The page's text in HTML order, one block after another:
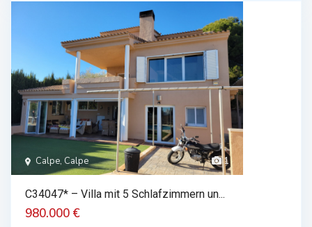
1
Calpe, Calpe
C34047* – Villa mit 5 Schlafzimmern un...
980.000 €